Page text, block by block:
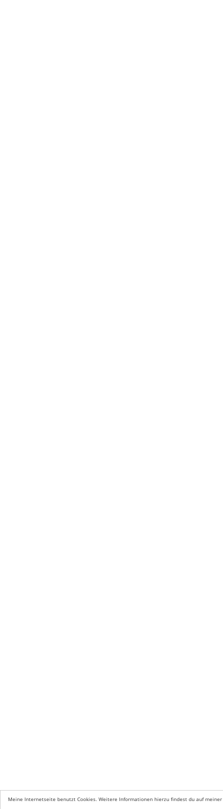
Meine Internetseite benutzt Cookies. Weitere Informationen hierzu findest du auf